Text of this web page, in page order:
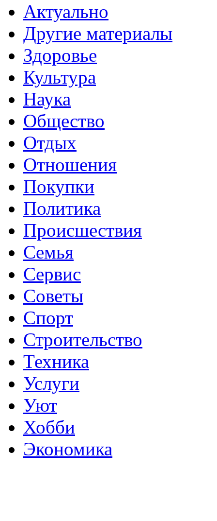
Актуально
Другие материалы
Здоровье
Культура
Наука
Общество
Отдых
Отношения
Покупки
Политика
Происшествия
Семья
Сервис
Советы
Спорт
Строительство
Техника
Услуги
Уют
Хобби
Экономика